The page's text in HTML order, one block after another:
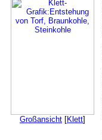
Großansicht [Klett]